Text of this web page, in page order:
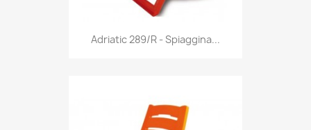
Anteprima
Adriatic 289/R - Spiaggina...